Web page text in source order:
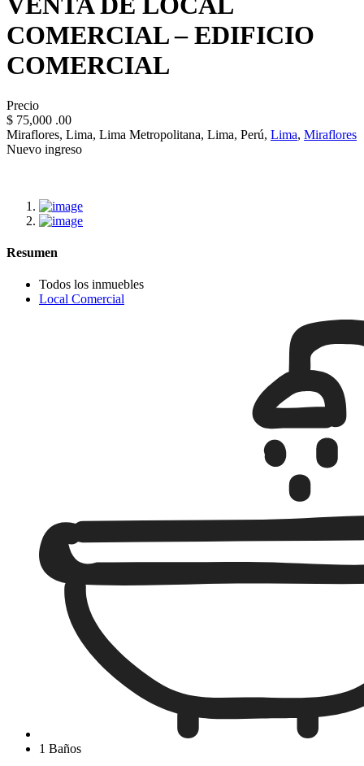
COMERCIAL – EDIFICIO
COMERCIAL
Precio
$ 75,000 .00
Miraflores, Lima, Lima Metropolitana, Lima, Perú, Lima, Miraflores
Nuevo ingreso
Resumen
Todos los inmuebles
Local Comercial
1 Baños